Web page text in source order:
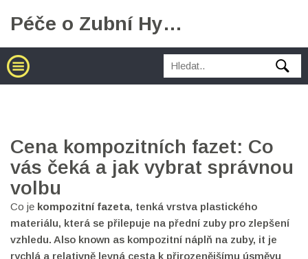
Péče o Zubní Hygienu
Cena kompozitních fazet: Co
vás čeká a jak vybrat správnou
volbu
Co je kompozitní fazeta, tenká vrstva plastického
materiálu, která se přilepuje na přední zuby pro zlepšení
vzhledu. Also known as kompozitní náplň na zuby, it je
rychlá a relativně levná cesta k přirozenějšímu úsměvu